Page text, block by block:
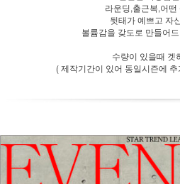
라운딩,출근복,어떤
뒷태가 예쁘고 자
볼륨감을 갖도로 만들어
수량이 있을때 겟
( 제작기간이 있어 동일시즌에